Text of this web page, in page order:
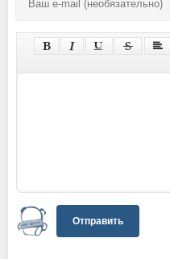
Отправить